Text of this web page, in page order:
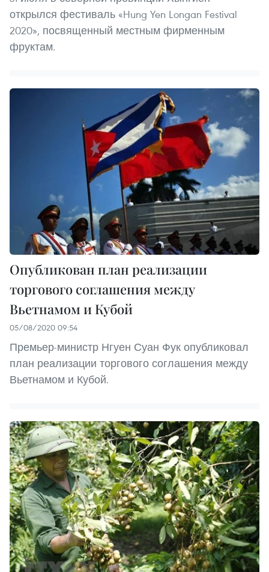
открылся фестиваль «Hung Yen Longan Festival
2020», посвященный местным фирменным
фруктам.
Опубликован план реализации
торгового соглашения между
Вьетнамом и Кубой
05/08/2020 09:54
Премьер-министр Нгуен Суан Фук опубликовал
план реализации торгового соглашения между
Вьетнамом и Кубой.